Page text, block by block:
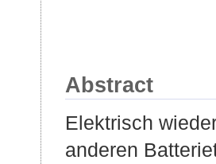
Abstract
Elektrisch
anderen